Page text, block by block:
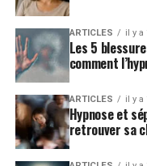
ARTICLES il y a
Les 5
comment
ARTICLES il y a
Hypnose et
retrouver sa